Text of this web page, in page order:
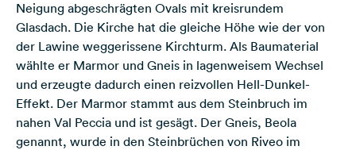
Neigung abgeschrägten Ovals mit kreisrundem
Glasdach. Die Kirche hat die gleiche Höhe wie der von
der Lawine weggerissene Kirchturm. Als Baumaterial
wählte er Marmor und Gneis in lagenweisem Wechsel
und erzeugte dadurch einen reizvollen Hell-Dunkel-
Effekt. Der Marmor stammt aus dem Steinbruch im
nahen Val Peccia und ist gesägt. Der Gneis, Beola
genannt, wurde in den Steinbrüchen von Riveo im